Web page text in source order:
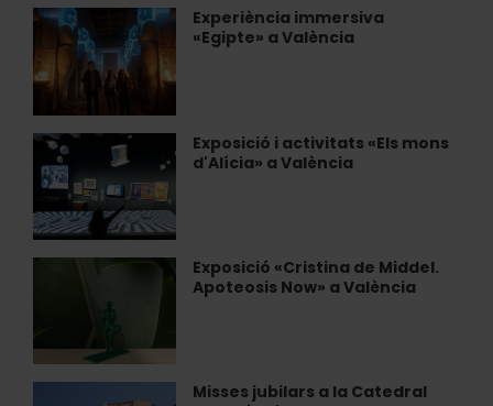
Experiència immersiva
«Egipte» a València
Experiència
immersiva
«Egipte»
a
València
Exposició i activitats «Els mons
d'Alícia» a València
Exposició
activitats
«Els
mons
d'Alícia»
Exposició «Cristina de Middel.
Apoteosis Now» a València
Apoteosis
Now»
Misses jubilars a la Catedral